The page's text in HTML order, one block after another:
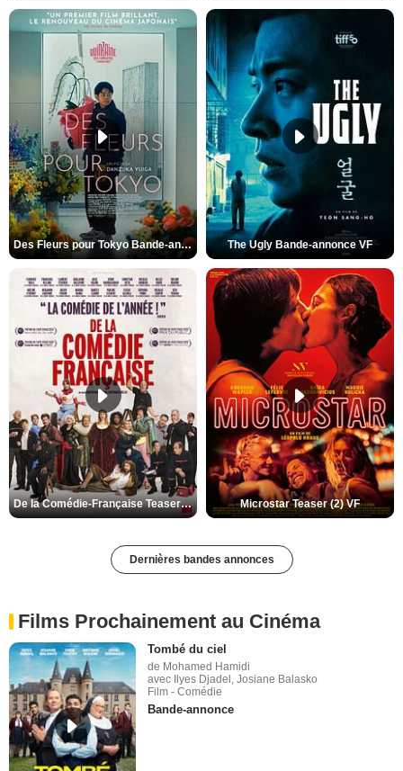
Des Fleurs pour Tokyo Bande-annonce VO STFR The Ugly Bande-annonce VF
De la Comédie-Française Teaser (3) VF Microstar Teaser (2) VF
Dernières bandes annonces
Films Prochainement au Cinéma
Tombé du ciel
de Mohamed Hamidi
avec Ilyes Djadel, Josiane Balasko
Film - Comédie
Bande-annonce